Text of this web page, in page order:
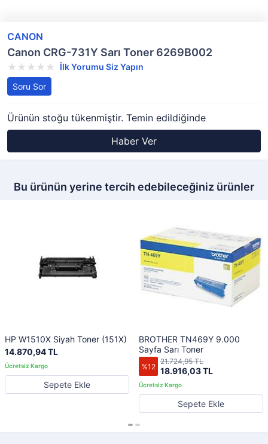
CANON
Canon CRG-731Y Sarı Toner 6269B002
İlk Yorumu Siz Yapın
Soru Sor
Ürünün stoğu tükenmiştir. Temin edildiğinde
Haber Ver
Bu ürünün yerine tercih edebileceğiniz ürünler
HP W1510X Siyah Toner (151X)
14.870,94 TL
Sepete Ekle
BROTHER TN469Y 9.000
Sayfa Sarı Toner
%12 18.916,03 TL
21.724,95 TL
Sepete Ekle